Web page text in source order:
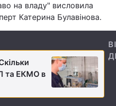
Світ
Лайт
Інциденти
на владу" висловила
Катерина Булавінова.
та ЕКМО в